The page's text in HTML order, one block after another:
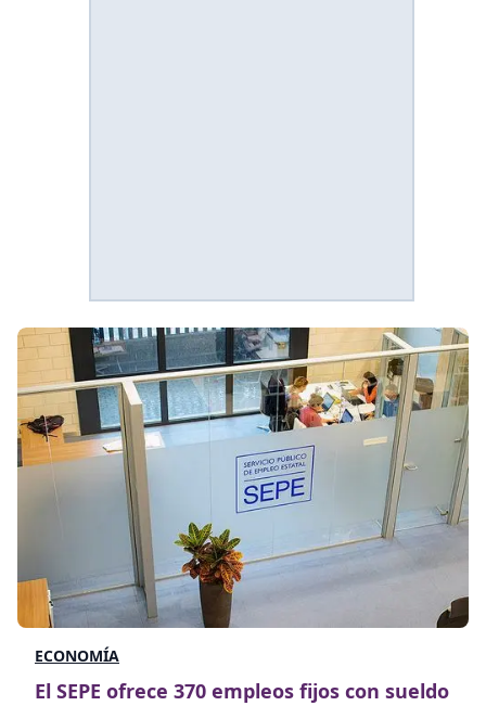
ECONOMÍA
El SEPE ofrece 370 empleos fijos con sueldo